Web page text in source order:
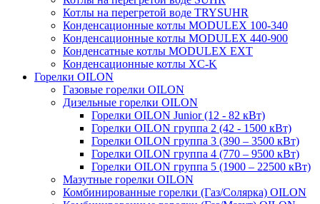
Котлы на перегретой воде TRYSUHR
Конденсационные котлы MODULEX 100-340
Конденсационные котлы MODULEX 440-900
Конденсатные котлы MODULEX EXT
Конденсационные котлы XC-K
Горелки OILON
Газовые горелки OILON
Дизельные горелки OILON
Горелки OILON Junior (12 - 82 кВт)
Горелки OILON группа 2 (42 - 1500 кВт)
Горелки OILON группа 3 (390 – 3500 кВт)
Горелки OILON группа 4 (770 – 9500 кВт)
Горелки OILON группа 5 (1900 – 22500 кВт)
Мазутные горелки OILON
Комбинированные горелки (Газ/Солярка) OILON